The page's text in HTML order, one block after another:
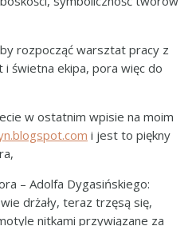
rozpocząć warsztat pracy z
świetna ekipa, pora więc do
w ostatnim wpisie na moim
i jest to piękny
– Adolfa Dygasińskiego:
drżały, teraz trzęsą się,
nitkami przywiązane za